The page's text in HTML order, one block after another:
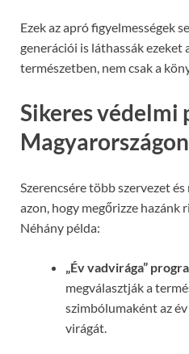
Ezek az apró figyelmességek
generációi is láthassák ezeket
természetben, nem csak a
Sikeres védelmi
Magyarországon
Szerencsére több szervezet
azon, hogy megőrizze hazánk
Néhány példa:
„Év vadvirága”
megválasztják a
szimbólumaként az
virágát.